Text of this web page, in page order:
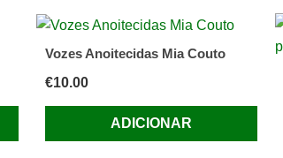
Vozes Anoitecidas Mia Couto
€10.00
ADICIONAR